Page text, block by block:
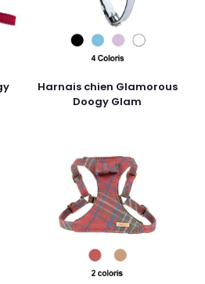
Harnais chien Glamorous
Doogy Glam